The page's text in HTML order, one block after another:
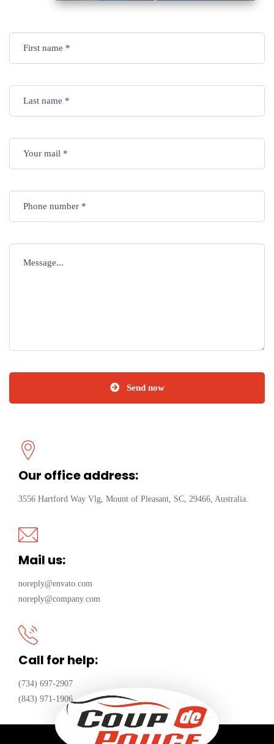
Send now
Our office address:
3556 Hartford Way Vlg, Mount of Pleasant, SC, 29466, Australia.
Mail us:
noreply@envato.com
noreply@company.com
Call for help:
(734) 697-2907
(843) 971-1906